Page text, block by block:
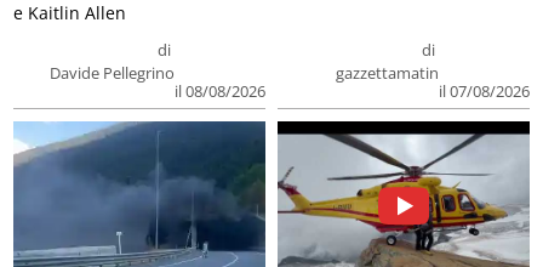
di
Davide Pellegrino
il 08/08/2026
e Kaitlin Allen
di
gazzettamatin
il 07/08/2026